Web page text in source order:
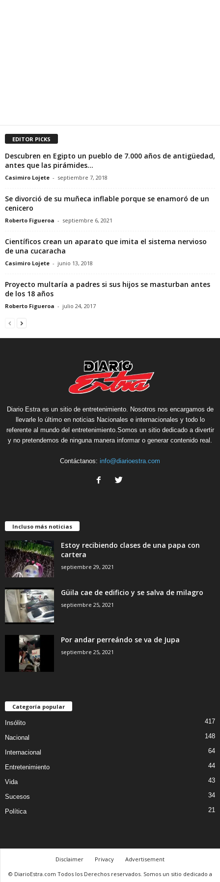
EDITOR PICKS
Descubren en Egipto un pueblo de 7.000 años de antigüedad,
antes que las pirámides...
Casimiro Lojete - septiembre 7, 2018
Se divorció de su muñeca inflable porque se enamoró de un
cenicero
Roberto Figueroa - septiembre 6, 2021
Científicos crean un aparato que imita el sistema nervioso
de una cucaracha
Casimiro Lojete - junio 13, 2018
Proyecto multaría a padres si sus hijos se masturban antes
de los 18 años
Roberto Figueroa - julio 24, 2017
Diario Estra es un sitio de entretenimiento. Nosotros nos encargamos de
llevarle lo último en noticias Nacionales e internacionales y todo lo
referente al mundo del entretenimiento.Somos un sitio dedicado a divertir
y no pretendemos de ninguna manera informar o generar contenido real.
Contáctanos: info@diarioestra.com
Incluso más noticias
Estoy recibiendo clases de una papa con
cartera
septiembre 29, 2021
Güila cae de edificio y se salva de milagro
septiembre 25, 2021
Por andar perreándo se va de Jupa
septiembre 25, 2021
Categoría popular
Insólito 417
Nacional 148
Internacional 64
Entretenimiento 44
Vida 43
Sucesos 34
Política 21
Disclaimer Privacy
Advertisement
© DiarioEstra.com Todos los Derechos reservados. Somos un sitio dedicado a